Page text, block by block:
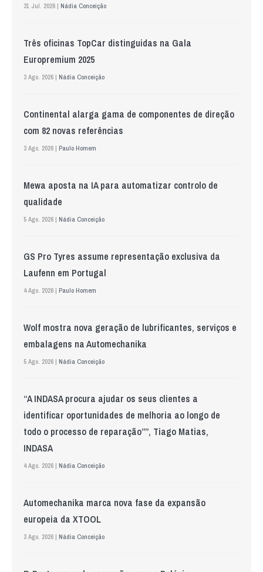
31 Jul. 2026 | Nádia Conceição
Três oficinas TopCar distinguidas na Gala
Europremium 2025
3 Ago. 2026 | Nádia Conceição
Continental alarga gama de componentes de direção
com 82 novas referências
3 Ago. 2026 | Paulo Homem
Mewa aposta na IA para automatizar controlo de
qualidade
5 Ago. 2026 | Nádia Conceição
GS Pro Tyres assume representação exclusiva da
Laufenn em Portugal
4 Ago. 2026 | Paulo Homem
Wolf mostra nova geração de lubrificantes, serviços e
embalagens na Automechanika
5 Ago. 2026 | Nádia Conceição
“A INDASA procura ajudar os seus clientes a
identificar oportunidades de melhoria ao longo de
todo o processo de reparação””, Tiago Matias,
INDASA
4 Ago. 2026 | Nádia Conceição
Automechanika marca nova fase da expansão
europeia da XTOOL
3 Ago. 2026 | Nádia Conceição